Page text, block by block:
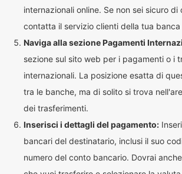
internazionali online. Se non sei sicuro di
contatta il servizio clienti della tua
Naviga alla sezione Pagamenti
sezione sul sito web per i pagamenti o i
internazionali. La posizione esatta di
tra le banche, ma di solito si trova
dei trasferimenti.
Inserisci i dettagli del pagamento:
bancari del destinatario, inclusi il suo
numero del conto bancario. Dovrai